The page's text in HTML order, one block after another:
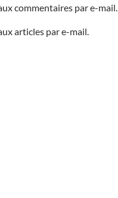
commentaires par e-mail.
articles par e-mail.